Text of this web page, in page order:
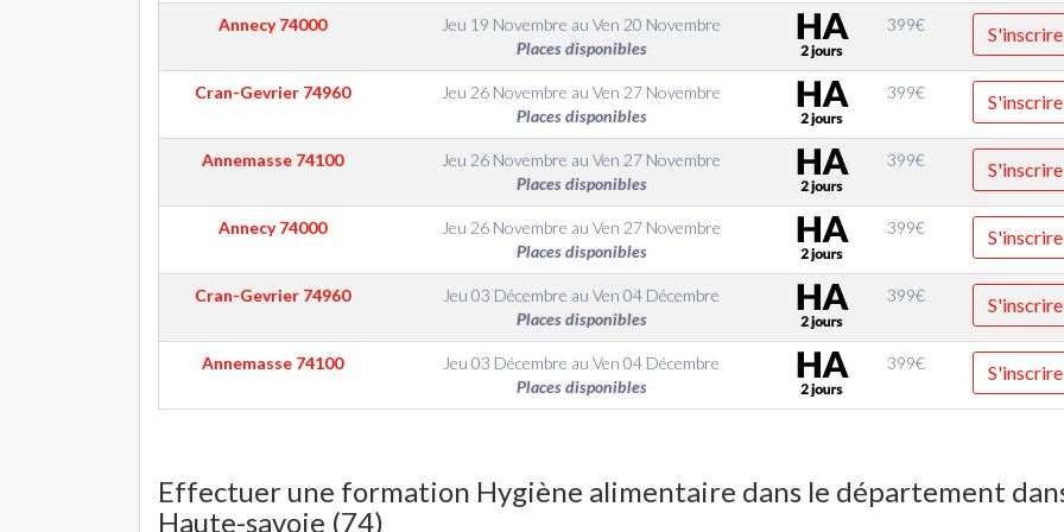
Annecy74000 Jeu 19 Novembre auVen 20 Novembre
Places disponibles
399€ S'inscrire
Cran-Gevrier 74960 Jeu 26 Novembre auVen 27 Novembre
Places disponibles
399€ S'inscrire
Annemasse 74100 Jeu 26 Novembre auVen 27 Novembre
Places disponibles
399€ S'inscrire
Annecy74000 Jeu 26 Novembre auVen 27 Novembre
Places disponibles
399€ S'inscrire
Cran-Gevrier 74960 Jeu 03 Décembre auVen 04 Décembre
Places disponibles
399€ S'inscrire
Annemasse 74100 Jeu 03 Décembre auVen 04 Décembre
Places disponibles
399€ S'inscrire
Effectuer une formation Hygiène alimentaire dans le département
Haute-savoie (74)